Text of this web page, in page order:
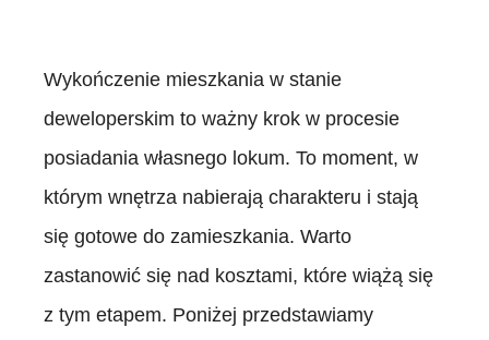
Wykończenie mieszkania w stanie
deweloperskim to ważny krok w procesie
posiadania własnego lokum. To moment, w
którym wnętrza nabierają charakteru i stają
się gotowe do zamieszkania. Warto
zastanowić się nad kosztami, które wiążą się
z tym etapem. Poniżej przedstawiamy